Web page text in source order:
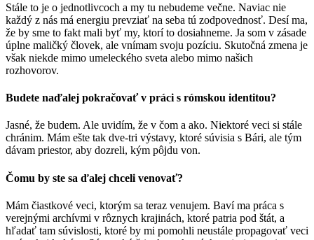
Stále to je o jednotlivcoch a my tu nebudeme večne. Naviac nie
každý z nás má energiu prevziať na seba tú zodpovednosť. Desí ma,
že by sme to fakt mali byť my, ktorí to dosiahneme. Ja som v zásade
úplne maličký človek, ale vnímam svoju pozíciu. Skutočná zmena je
však niekde mimo umeleckého sveta alebo mimo našich
rozhovorov.
Budete naďalej pokračovať v práci s rómskou identitou?
Jasné, že budem. Ale uvidím, že v čom a ako. Niektoré veci si stále
chránim. Mám ešte tak dve-tri výstavy, ktoré súvisia s Bári, ale tým
dávam priestor, aby dozreli, kým pôjdu von.
Čomu by ste sa ďalej chceli venovať?
Mám čiastkové veci, ktorým sa teraz venujem. Baví ma práca s
verejnými archívmi v rôznych krajinách, ktoré patria pod štát, a
hľadať tam súvislosti, ktoré by mi pomohli neustále propagovať veci